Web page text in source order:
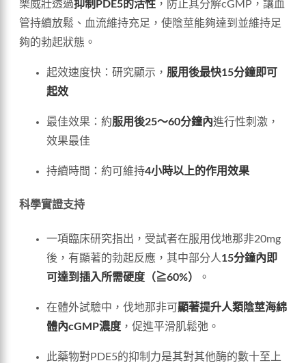
樂威壯透過抑制PDE5的活性 ，防止其分解cGMP，讓血
管持續放鬆、血流維持充足，使陰莖能夠達到並維持足
夠的勃起狀態。
起效速度快：研究顯示， 服用後最快15分鐘即可
起效
最佳效果：約服用後25～60分鐘內進行性刺激，
效果最佳
持續時間：約可維持4小時以上的作用效果
科學實證支持
一項臨床研究指出，受試者在服用伐地那非20mg
後，有顯著的勃起反應，其中部分人15分鐘內即
可達到插入所需硬度（≧60%）
。
在體外試驗中，伐地那非可 顯著提升人類陰莖海綿
體內cGMP濃度 ，促進平滑肌鬆弛。
此藥物對PDE5的抑制力是其對其他酶的數十至上